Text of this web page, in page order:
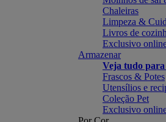
Chaleiras
Limpeza &
Livros de
Exclusivo
Armazenar
Veja tudo
Frascos & Potes
Utensílios e
Coleção Pet
Exclusivo